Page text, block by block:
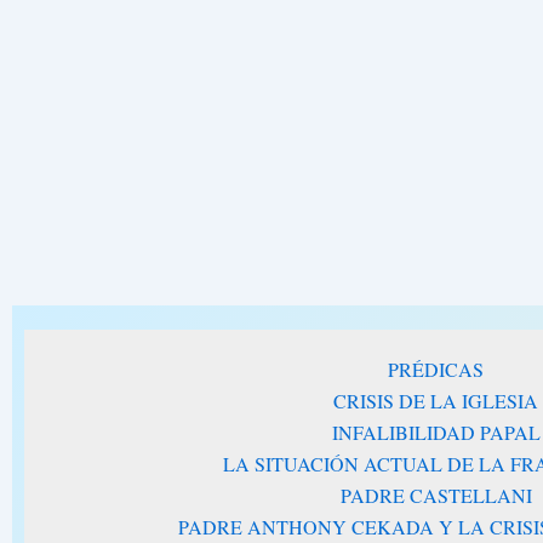
PRÉDICAS
CRISIS DE LA IGLESIA
INFALIBILIDAD PAPAL
LA SITUACIÓN ACTUAL DE LA
PADRE CASTELLANI
PADRE ANTHONY CEKADA Y LA